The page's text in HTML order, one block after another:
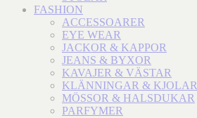
FASHION
ACCESSOARER
EYE WEAR
JACKOR & KAPPOR
JEANS & BYXOR
KAVAJER & VÄSTAR
KLÄNNINGAR & KJOLAR
MÖSSOR & HALSDUKAR
PARFYMER